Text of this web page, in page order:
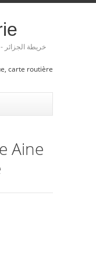
Plan et cartes des villes Algérienne - خريطة الجزائر
carte routière
Aine